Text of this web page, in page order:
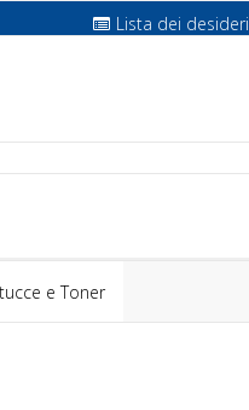
Lista dei desideri
e Toner